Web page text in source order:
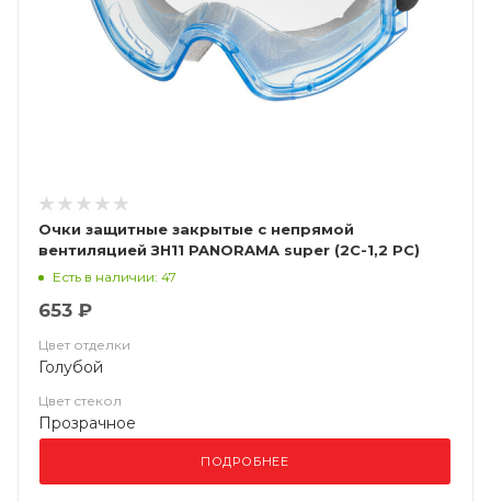
Очки защитные закрытые с непрямой
вентиляцией ЗН11 PANORAMA super (2С-1,2 PС)
24130
Есть в наличии: 47
653 ₽
Цвет отделки
Голубой
Цвет стекол
Прозрачное
ПОДРОБНЕЕ